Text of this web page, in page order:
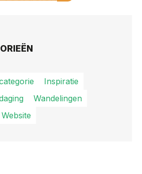
Inspiratie
Wandelingen
Website